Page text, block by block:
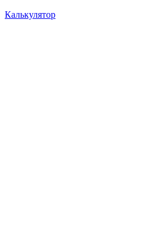
Калькулятор